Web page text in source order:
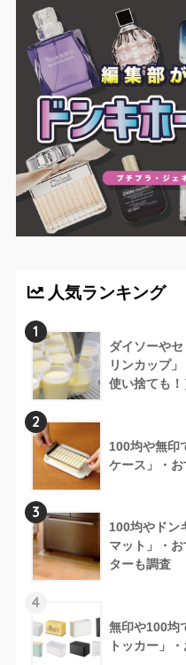
人気ランキング
1
ダイソーや
リンカップ
使い捨ても！
2
100均や無印
ケース」・
3
100均やドン
マット」・
ターも調査
4
無印や100均
トッカー」